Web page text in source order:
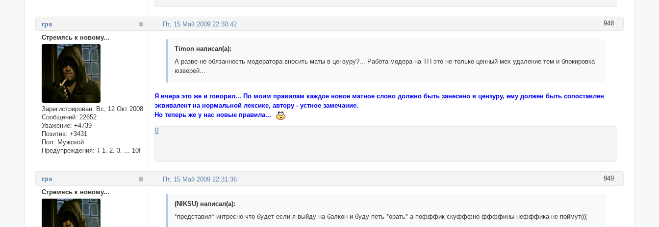
948
Пт, 15 Май 2009 22:30:42
rps
Стремясь к новому...
Зарегистрирован: Вс, 12 Окт 2008
Сообщений: 22652
Уважение: +4739
Позитив: +3431
Пол: Мужской
Предупреждения: ‡ 1. 2. 3. ... 10!
Timon написал(а):
А разве не обязанность модератора вносить маты в цензуру?... Работа модера на ТП это не только ценный мех удаление тем и блокировка
юзверей...
Я вчера это же и говорил... По моим правилам каждое новое матное слово должно быть занесено в цензуру, ему должен быть сопоставлен
эквивалент на нормальной лексике, автору - устное замечание.
Но теперь же у нас новые правила...
0
949
Пт, 15 Май 2009 22:31:36
rps
Стремясь к новому...
(NIKSU) написал(а):
*представил* интресно что будет если я выйду на балкон и буду петь *орать* а пофффик скуфффно ффффины нефффика не поймут(((